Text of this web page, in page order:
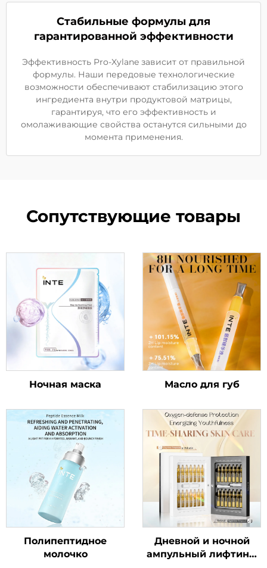
Стабильные формулы для
гарантированной эффективности
Эффективность Pro-Xylane зависит от правильной
формулы. Наши передовые технологические
возможности обеспечивают стабилизацию этого
ингредиента внутри продуктовой матрицы,
гарантируя, что его эффективность и
омолаживающие свойства останутся сильными до
момента применения.
Сопутствующие товары
Ночная маска Масло для губ
Полипептидное
молочко
Дневной и ночной
ампульный лифтинг-